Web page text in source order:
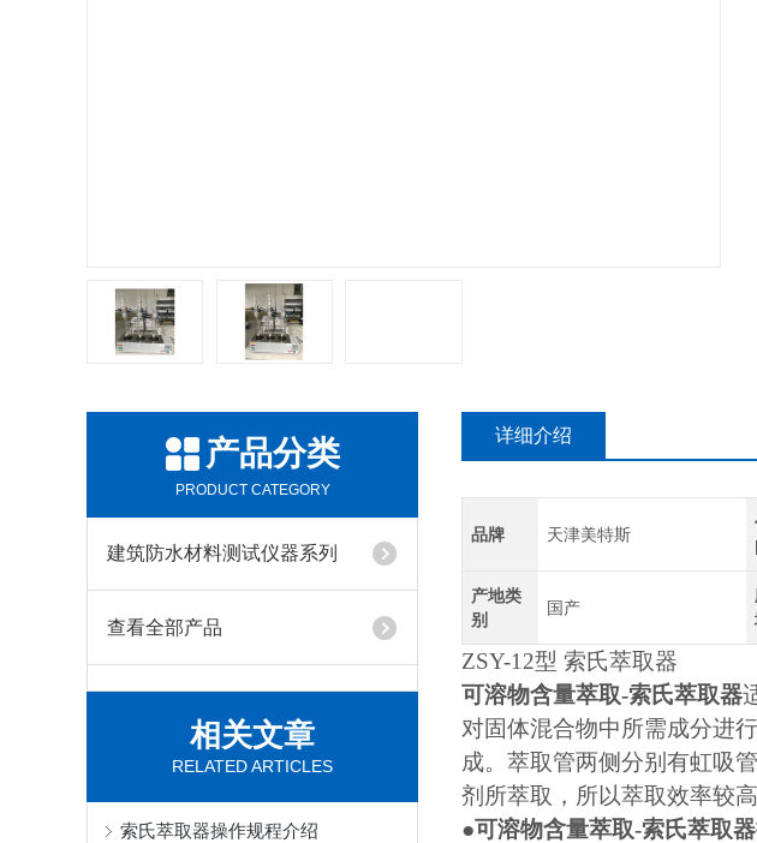
产品分类
PRODUCT CATEGORY
建筑防水材料测试仪器系列
查看全部产品
相关文章
RELATED ARTICLES
索氏萃取器操作规程介绍
详细介绍
品牌 天津美特斯
产地类
别
国产
ZSY-12型 索氏萃取器
可溶物含量萃取-索氏萃取器
对固体混合物中所需成分进
成。萃取管两侧分别有虹吸
剂所萃取，所以萃取效率较高
●可溶物含量萃取-索氏萃取器